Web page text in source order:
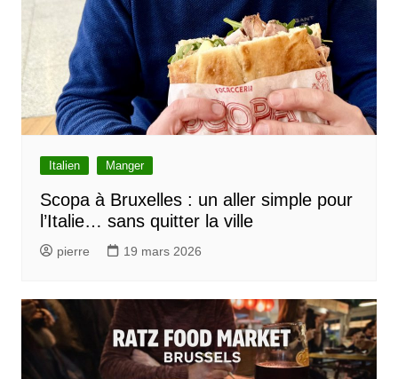
Italien Manger
Scopa à Bruxelles : un aller simple pour
l’Italie… sans quitter la ville
pierre 19 mars 2026